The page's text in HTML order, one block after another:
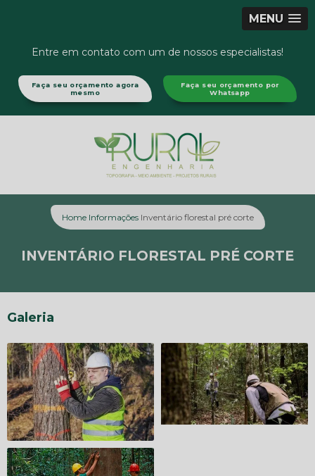
MENU
Entre em contato com um de nossos especialistas!
Faça seu orçamento agora
mesmo
Faça seu orçamento por
Whatsapp
Home Informações Inventário florestal pré corte
INVENTÁRIO FLORESTAL PRÉ CORTE
Galeria